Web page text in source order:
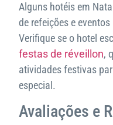
Alguns hotéis em
de refeições e
Verifique se o hotel
festas de réveillon,
atividades festivas
especial.
Avaliações e